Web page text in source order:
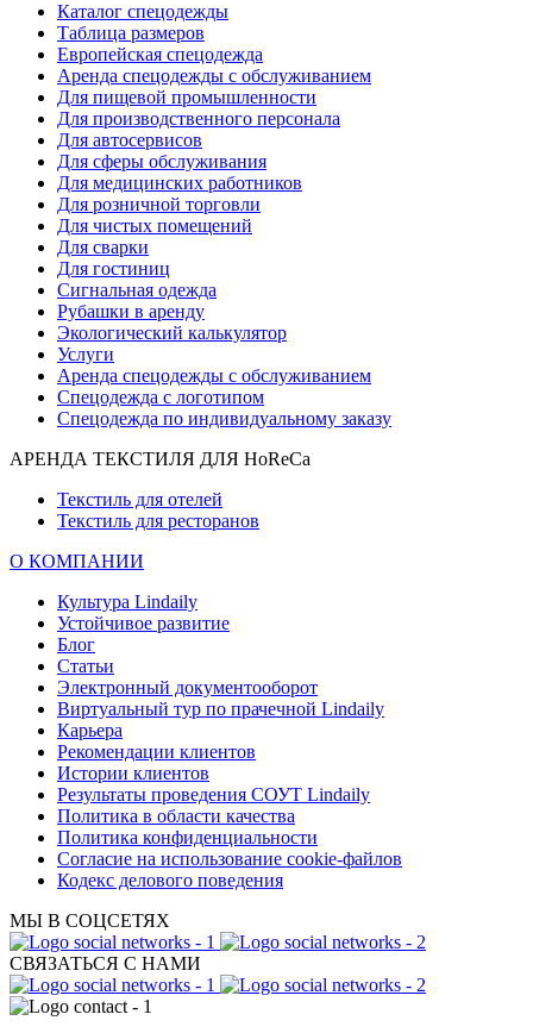
Каталог спецодежды
Таблица размеров
Европейская спецодежда
Аренда спецодежды с обслуживанием
Для пищевой промышленности
Для производственного персонала
Для автосервисов
Для сферы обслуживания
Для медицинских работников
Для розничной торговли
Для чистых помещений
Для сварки
Для гостиниц
Сигнальная одежда
Рубашки в аренду
Экологический калькулятор
Услуги
Аренда спецодежды с обслуживанием
Спецодежда с логотипом
Спецодежда по индивидуальному заказу
АРЕНДА ТЕКСТИЛЯ ДЛЯ HoReCa
Текстиль для отелей
Текстиль для ресторанов
О КОМПАНИИ
Культура Lindaily
Устойчивое развитие
Блог
Статьи
Электронный документооборот
Виртуальный тур по прачечной Lindaily
Карьера
Рекомендации клиентов
Истории клиентов
Результаты проведения СОУТ Lindaily
Политика в области качества
Политика конфиденциальности
Согласие на использование cookie-файлов
Кодекс делового поведения
МЫ В СОЦСЕТЯХ
СВЯЗАТЬСЯ С НАМИ